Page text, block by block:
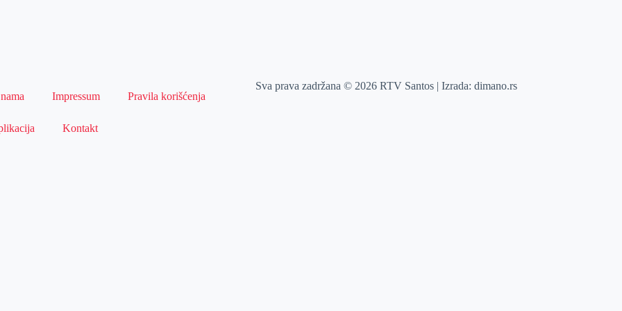
Impressum Pravila korišćenja
Kontakt
Sva prava zadržana © 2026 RTV Santos | Izrada:dimano.rs